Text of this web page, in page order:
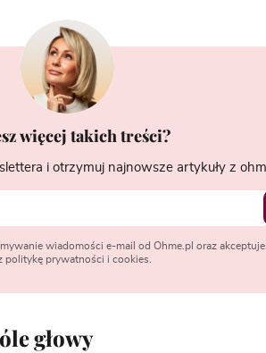
więcej takich treści?
i otrzymuj najnowsze artykuły z
wiadomości e-mail od Ohme.pl oraz
politykę prywatności i cookies.
głowy